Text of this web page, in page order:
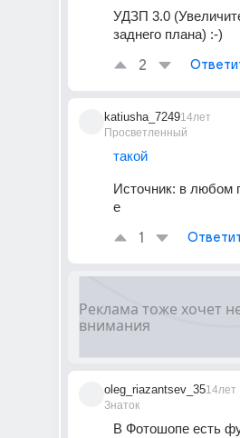
УДЗП 3.0
заднего плана) :-)
2
katiusha_7249
Просветленный
14лет
такой
Источник: в любом
е
1
oleg_riazantsev_35
Знаток
14лет
В Фотошопе есть